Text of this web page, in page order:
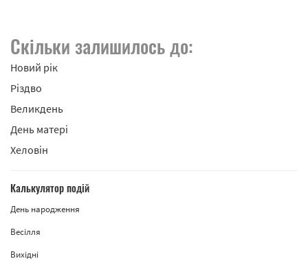
Скільки залишилось до:
Новий рік
Різдво
Великдень
День матері
Хеловін
Калькулятор подій
День народження
Весілля
Вихідні